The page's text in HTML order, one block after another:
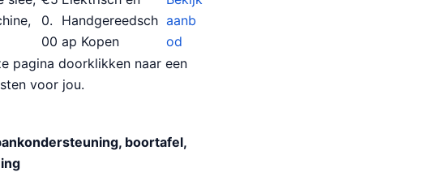
0.
00
Handgereedsch
ap Kopen
aanb
od
pagina doorklikken naar een
voor jou.
boortafel,